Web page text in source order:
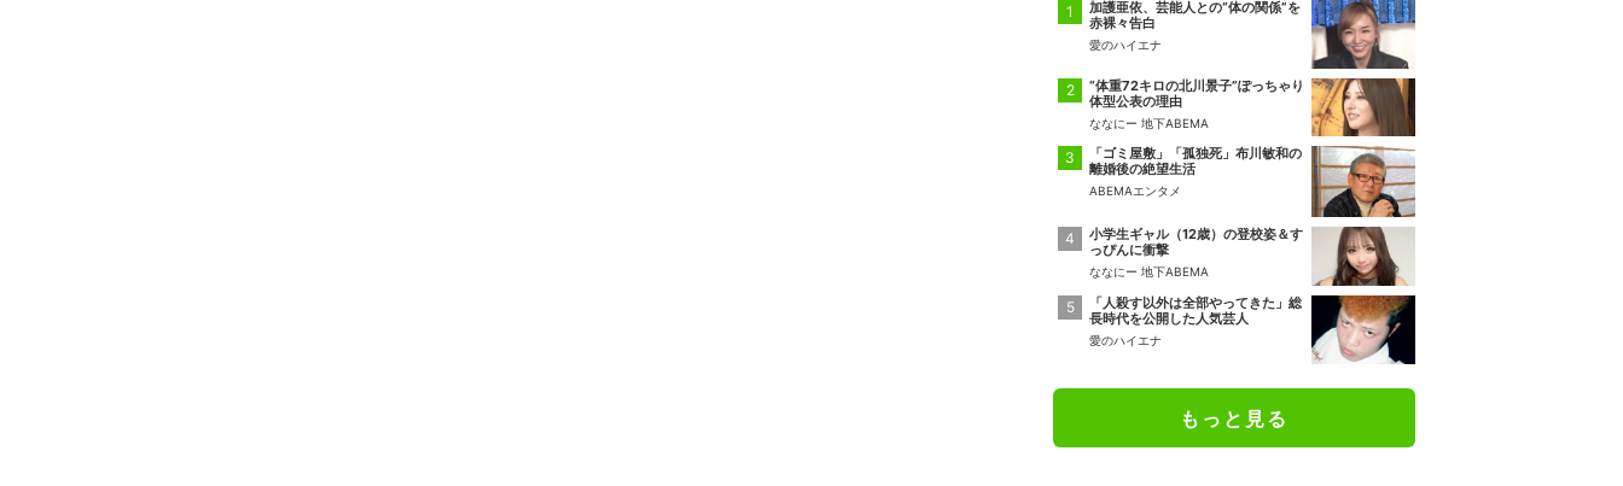
加護亜依、芸能人との“体の関係”を
赤裸々告白
愛のハイエナ
“体重72キロの北川景子”ぽっちゃり
体型公表の理由
ななにー 地下ABEMA
「ゴミ屋敷」「孤独死」布川敏和の
離婚後の絶望生活
ABEMAエンタメ
小学生ギャル（12歳）の登校姿＆す
っぴんに衝撃
ななにー 地下ABEMA
「人殺す以外は全部やってきた」総
長時代を公開した人気芸人
愛のハイエナ
もっと見る